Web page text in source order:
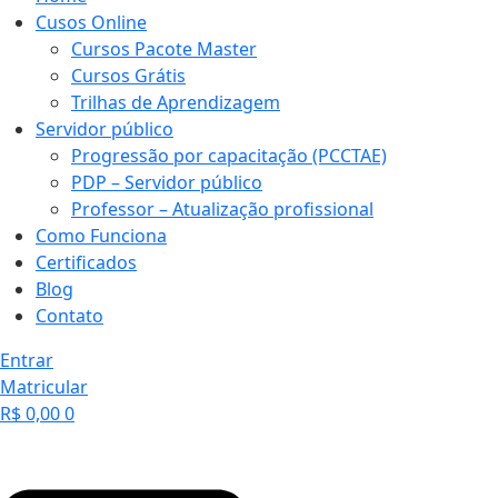
Cusos Online
Cursos Pacote Master
Cursos Grátis
Trilhas de Aprendizagem
Servidor público
Progressão por capacitação (PCCTAE)
PDP – Servidor público
Professor – Atualização profissional
Como Funciona
Certificados
Blog
Contato
Entrar
Matricular
R$0,000